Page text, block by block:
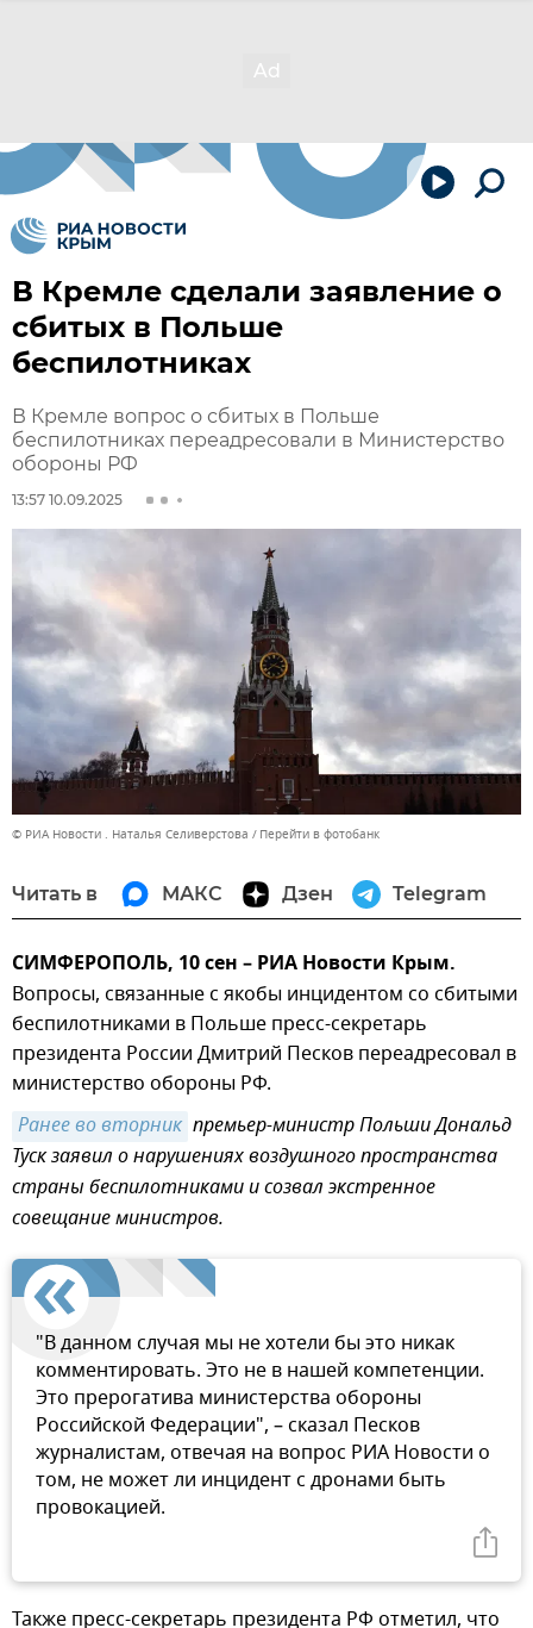
В Кремле сделали заявление о
сбитых в Польше
беспилотниках
В Кремле вопрос о сбитых в Польше
беспилотниках переадресовали в Министерство
обороны РФ
13:57 10.09.2025
© РИА Новости . Наталья Селиверстова Перейти в фотобанк
Читать в МАКС Дзен Telegram
СИМФЕРОПОЛЬ, 10 сен – РИА Новости Крым.
Вопросы, связанные с якобы инцидентом со сбитыми
беспилотниками в Польше пресс-секретарь
президента России Дмитрий Песков переадресовал в
министерство обороны РФ.
Ранее во вторник премьер-министр Польши Дональд
Туск заявил о нарушениях воздушного пространства
страны беспилотниками и созвал экстренное
совещание министров.
"В данном случая мы не хотели бы это никак
комментировать. Это не в нашей компетенции.
Это прерогатива министерства обороны
Российской Федерации", – сказал Песков
журналистам, отвечая на вопрос РИА Новости о
том, не может ли инцидент с дронами быть
провокацией.
Также пресс-секретарь президента РФ отметил, что